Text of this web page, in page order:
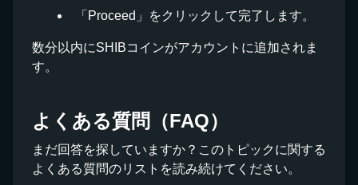
「Proceed」をクリックして完了します。
数分以内にSHIBコインがアカウントに追加されま
す。
よくある質問（FAQ）
まだ回答を探していますか？このトピックに関する
よくある質問のリストを読み続けてください。